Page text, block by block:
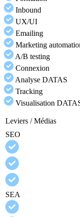
Inbound
UX/UI
Emailing
Marketing
A/B testing
Connexion
Analyse DATAS
Tracking
Visualisation
Leviers / Médias
SEO
SEA